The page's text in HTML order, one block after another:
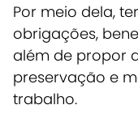
Por meio dela,
obrigações,
além de propor
preservação e
trabalho.